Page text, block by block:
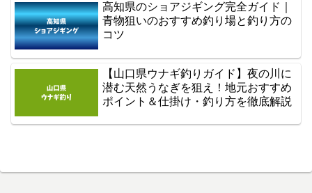
高知県のショアジギング完全ガイド｜
青物狙いのおすすめ釣り場と釣り方の
コツ
【山口県ウナギ釣りガイド】夜の川に
潜む天然うなぎを狙え！地元おすすめ
ポイント＆仕掛け・釣り方を徹底解説